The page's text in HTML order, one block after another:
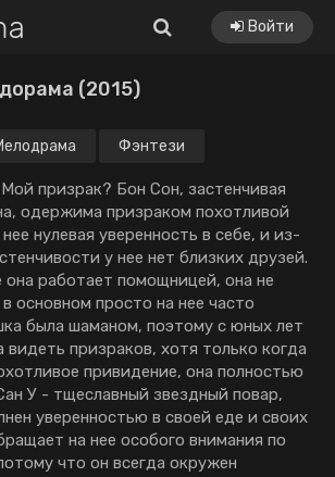
Войти
(2015)
Фэнтези
призрак? Бон Сон, застенчивая
одержима призраком похотливой
нулевая уверенность в себе, и из-
у нее нет близких друзей.
она работает помощницей, она не
основном просто на нее часто
была шаманом, поэтому с юных лет
видеть призраков, хотя только когда
привидение, она полностью
У - тщеславный звездный повар,
уверенностью в своей еде и своих
на нее особого внимания по
что он всегда окружен